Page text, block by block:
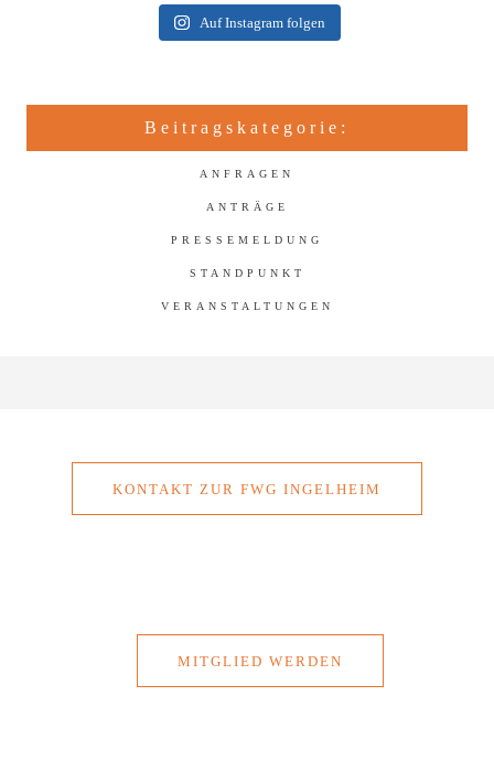
Auf Instagram folgen
Beitragskategorie:
ANFRAGEN
ANTRÄGE
PRESSEMELDUNG
STANDPUNKT
VERANSTALTUNGEN
KONTAKT ZUR FWG INGELHEIM
MITGLIED WERDEN